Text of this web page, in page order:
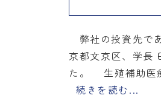
弊社の投資先で
京都文京区、学長
た。 生殖補助医
続きを読む...